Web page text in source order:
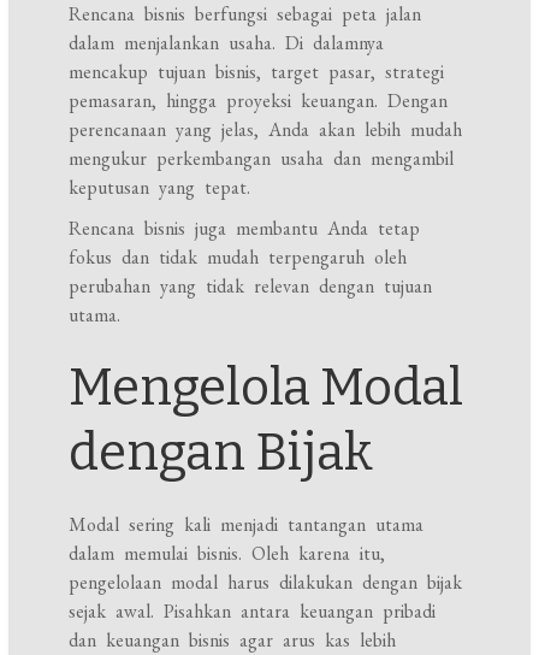
Rencana bisnis berfungsi sebagai peta jalan
dalam menjalankan usaha. Di dalamnya
mencakup tujuan bisnis, target pasar, strategi
pemasaran, hingga proyeksi keuangan. Dengan
perencanaan yang jelas, Anda akan lebih mudah
mengukur perkembangan usaha dan mengambil
keputusan yang tepat.
Rencana bisnis juga membantu Anda tetap
fokus dan tidak mudah terpengaruh oleh
perubahan yang tidak relevan dengan tujuan
utama.
Mengelola Modal
dengan Bijak
Modal sering kali menjadi tantangan utama
dalam memulai bisnis. Oleh karena itu,
pengelolaan modal harus dilakukan dengan bijak
sejak awal. Pisahkan antara keuangan pribadi
dan keuangan bisnis agar arus kas lebih